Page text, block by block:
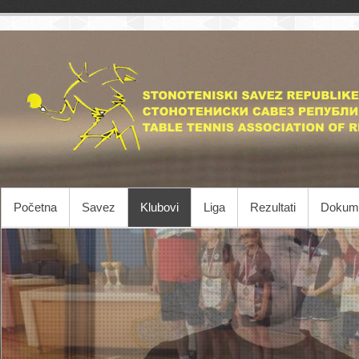
Početna Savez Klubovi Liga Rezultati